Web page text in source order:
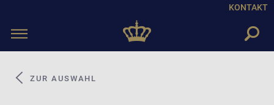
KONTAKT
Toggle
ZUR AUSWAHL